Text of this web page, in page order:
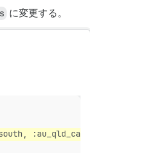
に変更する。
:au_qld_cairns,